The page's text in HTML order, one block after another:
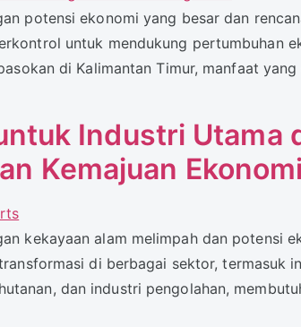
potensi ekonomi yang besar dan
untuk mendukung pertumbuhan
di Kalimantan Timur, manfaat
Industri Utama
Kemajuan Ekonomi
kekayaan alam melimpah dan potensi
di berbagai sektor, termasuk
dan industri pengolahan,